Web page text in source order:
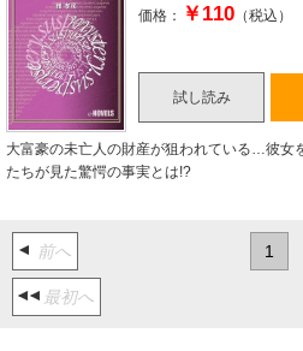
価格：
￥110 （税込）
試し読み
大富豪の未亡人の財産が狙われている…彼女
たちが見た驚愕の事実とは!?
最初へ
前へ 1